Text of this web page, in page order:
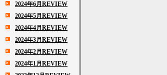
2024年6月REVIEW
2024年5月REVIEW
2024年4月REVIEW
2024年3月REVIEW
2024年2月REVIEW
2024年1月REVIEW